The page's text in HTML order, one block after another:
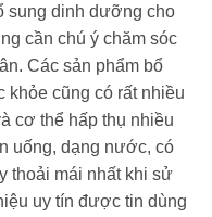
sung dinh dưỡng cho
cần chú ý chăm sóc
Các sản phẩm bổ
cũng có rất nhiều
cơ thể hấp thụ nhiều
uống, dạng nước, có
thoải mái nhất khi sử
uy tín được tin dùng